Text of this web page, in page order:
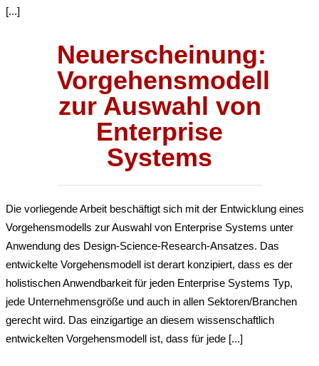
[...]
Neuerscheinung:
Vorgehensmodell
zur Auswahl von
Enterprise
Systems
Die vorliegende Arbeit beschäftigt sich mit der Entwicklung eines
Vorgehensmodells zur Auswahl von Enterprise Systems unter
Anwendung des Design-Science-Research-Ansatzes. Das
entwickelte Vorgehensmodell ist derart konzipiert, dass es der
holistischen Anwendbarkeit für jeden Enterprise Systems Typ,
jede Unternehmensgröße und auch in allen Sektoren/Branchen
gerecht wird. Das einzigartige an diesem wissenschaftlich
entwickelten Vorgehensmodell ist, dass für jede [...]